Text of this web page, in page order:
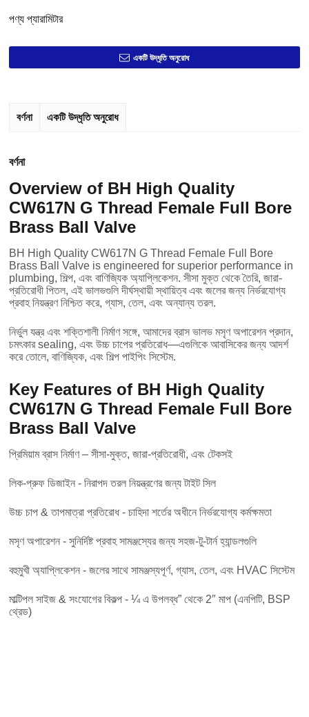
পণ্য প্যারামিটার
একটি উদ্ধৃতি অনুরোধ
বর্ণনা একটি উদ্ধৃতি অনুরোধ
বর্ণনা
Overview of BH High Quality
CW617N G Thread Female Full Bore
Brass Ball Valve
BH High Quality CW617N G Thread Female Full Bore
Brass Ball Valve is engineered for superior performance in
plumbing, শিল্প, এবং বাণিজ্যিক অ্যাপ্লিকেশন. সীসা মুক্ত থেকে তৈরি, জারা-
প্রতিরোধী পিতল, এই ভালভগুলি দীর্ঘস্থায়ী স্থায়িত্ব এবং জলের জন্য নির্ভরযোগ্য
প্রবাহ নিয়ন্ত্রণ নিশ্চিত করে, গ্যাস, তেল, এবং অন্যান্য তরল.
নির্ভুল যন্ত্র এবং শক্তিশালী নির্মাণ সঙ্গে, আমাদের ব্রাস ভালভ মসৃণ অপারেশন প্রদান,
চমৎকার sealing, এবং উচ্চ চাপের প্রতিরোধ—এগুলিকে আবাসিকের জন্য আদর্শ
করে তোলে, বাণিজ্যিক, এবং শিল্প পাইপিং সিস্টেম.
Key Features of BH High Quality
CW617N G Thread Female Full Bore
Brass Ball Valve
প্রিমিয়াম ব্রাস নির্মাণ – সীসা-মুক্ত, জারা-প্রতিরোধী, এবং টেকসই
লিক-প্রুফ ডিজাইন - নিরাপদ তরল নিয়ন্ত্রণের জন্য টাইট সিল
উচ্চ চাপ & তাপমাত্রা প্রতিরোধ - চাহিদা শর্তের অধীনে নির্ভরযোগ্য কর্মক্ষমতা
মসৃণ অপারেশন - সুনির্দিষ্ট প্রবাহ সামঞ্জস্যের জন্য সহজ-টু-টার্ন হ্যান্ডলগুলি
বহুমুখী অ্যাপ্লিকেশন - জলের সাথে সামঞ্জস্যপূর্ণ, গ্যাস, তেল, এবং HVAC সিস্টেম
মাল্টিপল সাইজ & সংযোগের বিকল্প - ¼ এ উপলব্ধ” থেকে 2″ মাপ (এনপিটি, BSP
থ্রেড)